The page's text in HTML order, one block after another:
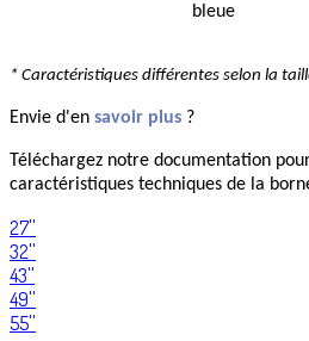
bleue
* Caractéristiques différentes selon la
Envie d'en savoir plus ?
Téléchargez notre documentation
caractéristiques techniques de la
27''
32''
43''
49''
55''